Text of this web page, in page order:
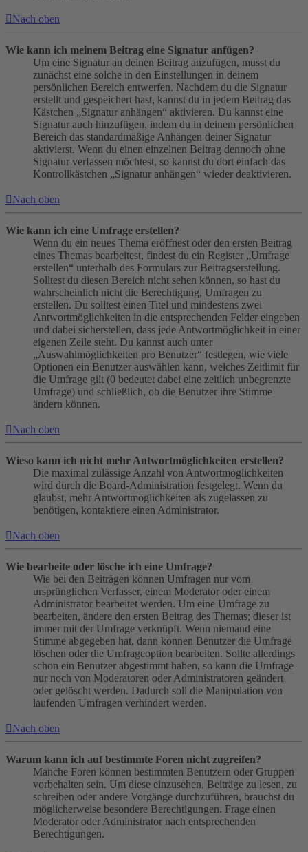
Nach oben
Wie kann ich meinem Beitrag eine Signatur anfügen?
Um eine Signatur an deinen Beitrag anzufügen, musst du
zunächst eine solche in den Einstellungen in deinem
persönlichen Bereich entwerfen. Nachdem du die Signatur
erstellt und gespeichert hast, kannst du in jedem Beitrag das
Kästchen „Signatur anhängen“ aktivieren. Du kannst eine
Signatur auch hinzufügen, indem du in deinem persönlichen
Bereich das standardmäßige Anhängen deiner Signatur
aktivierst. Wenn du einen einzelnen Beitrag dennoch ohne
Signatur verfassen möchtest, so kannst du dort einfach das
Kontrollkästchen „Signatur anhängen“ wieder deaktivieren.
Nach oben
Wie kann ich eine Umfrage erstellen?
Wenn du ein neues Thema eröffnest oder den ersten Beitrag
eines Themas bearbeitest, findest du ein Register „Umfrage
erstellen“ unterhalb des Formulars zur Beitragserstellung.
Solltest du diesen Bereich nicht sehen können, so hast du
wahrscheinlich nicht die Berechtigung, Umfragen zu
erstellen. Du solltest einen Titel und mindestens zwei
Antwortmöglichkeiten in die entsprechenden Felder eingeben
und dabei sicherstellen, dass jede Antwortmöglichkeit in einer
eigenen Zeile steht. Du kannst auch unter
„Auswahlmöglichkeiten pro Benutzer“ festlegen, wie viele
Optionen ein Benutzer auswählen kann, welches Zeitlimit für
die Umfrage gilt (0 bedeutet dabei eine zeitlich unbegrenzte
Umfrage) und schließlich, ob die Benutzer ihre Stimme
ändern können.
Nach oben
Wieso kann ich nicht mehr Antwortmöglichkeiten erstellen?
Die maximal zulässige Anzahl von Antwortmöglichkeiten
wird durch die Board-Administration festgelegt. Wenn du
glaubst, mehr Antwortmöglichkeiten als zugelassen zu
benötigen, kontaktiere einen Administrator.
Nach oben
Wie bearbeite oder lösche ich eine Umfrage?
Wie bei den Beiträgen können Umfragen nur vom
ursprünglichen Verfasser, einem Moderator oder einem
Administrator bearbeitet werden. Um eine Umfrage zu
bearbeiten, ändere den ersten Beitrag des Themas; dieser ist
immer mit der Umfrage verknüpft. Wenn niemand eine
Stimme abgegeben hat, dann können Benutzer die Umfrage
löschen oder die Umfrageoption bearbeiten. Sollte allerdings
schon ein Benutzer abgestimmt haben, so kann die Umfrage
nur noch von Moderatoren oder Administratoren geändert
oder gelöscht werden. Dadurch soll die Manipulation von
laufenden Umfragen verhindert werden.
Nach oben
Warum kann ich auf bestimmte Foren nicht zugreifen?
Manche Foren können bestimmten Benutzern oder Gruppen
vorbehalten sein. Um diese einzusehen, Beiträge zu lesen, zu
schreiben oder andere Vorgänge durchzuführen, brauchst du
möglicherweise besondere Berechtigungen. Frage einen
Moderator oder Administrator nach entsprechenden
Berechtigungen.